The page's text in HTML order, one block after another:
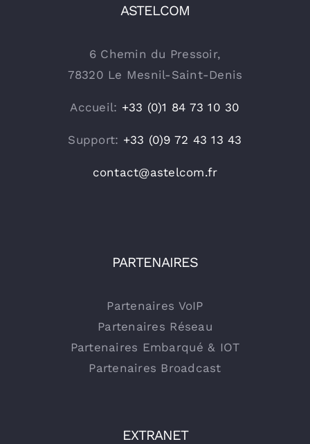
ASTELCOM
6 Chemin du Pressoir,
78320 Le Mesnil-Saint-Denis
Accueil: +33 (0)1 84 73 10 30
Support: +33 (0)9 72 43 13 43
contact@astelcom.fr
PARTENAIRES
Partenaires VoIP
Partenaires Réseau
Partenaires Embarqué & IOT
Partenaires Broadcast
EXTRANET